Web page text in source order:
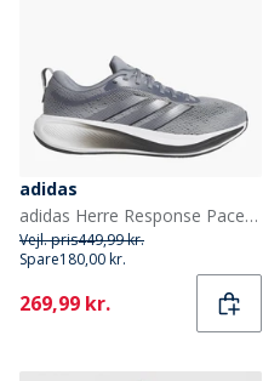
adidas
adidas Herre Response Pace Neutral Løbesko Grå/Aurora Onix/Grey Five
Vejl. pris449,99 kr.
Spare180,00 kr.
Current
269,99 kr.